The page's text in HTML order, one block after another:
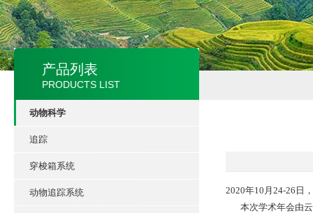
产品列表
PRODUCTS LIST
动物科学
追踪
穿梭箱系统
动物追踪系统
2020年10月24-26日
本次学术年会由云